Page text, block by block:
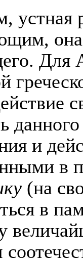
устная
она
Для
и
в
(на
в